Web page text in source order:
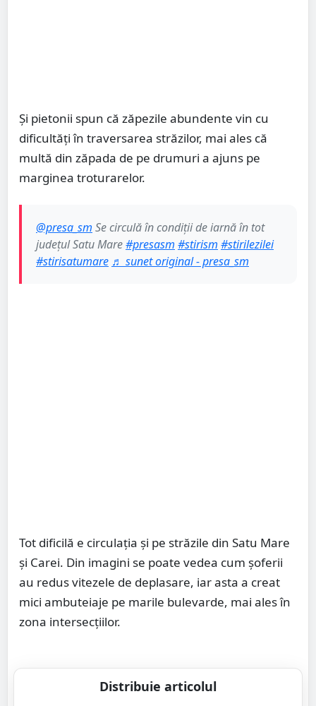
Și pietonii spun că zăpezile abundente vin cu
dificultăți în traversarea străzilor, mai ales că
multă din zăpada de pe drumuri a ajuns pe
marginea troturarelor.
@presa_sm Se circulă în condiții de iarnă în tot
județul Satu Mare#presasm #stirism #stirilezilei
#stirisatumare ♬ sunet original - presa_sm
Tot dificilă e circulația și pe străzile din Satu Mare
și Carei. Din imagini se poate vedea cum șoferii
au redus vitezele de deplasare, iar asta a creat
mici ambuteiaje pe marile bulevarde, mai ales în
zona intersecțiilor.
Distribuie articolul